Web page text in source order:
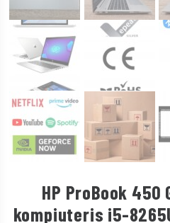
HP ProBook 450
kompiuteris i5-8265U